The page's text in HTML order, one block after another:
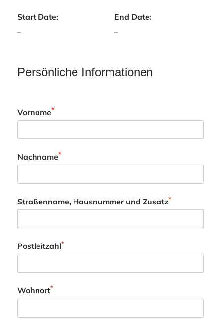
Start Date:
–
End Date:
–
Persönliche Informationen
Vorname*
Nachname*
Straßenname, Hausnummer und Zusatz*
Postleitzahl*
Wohnort*